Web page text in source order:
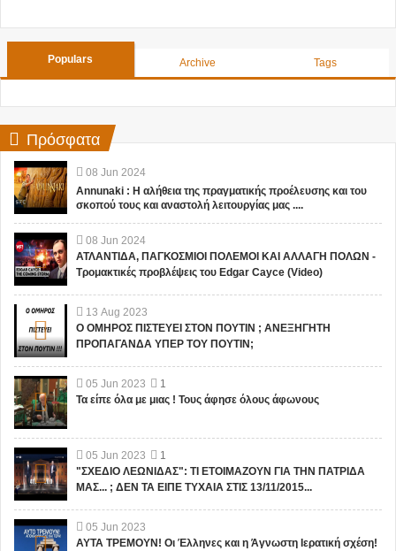
Populars Archive Tags
Πρόσφατα
08 Jun 2024
Annunaki : Η αλήθεια της πραγματικής προέλευσης και του
σκοπού τους και αναστολή λειτουργίας μας ....
08 Jun 2024
ΑΤΛΑΝΤΙΔΑ, ΠΑΓΚΟΣΜΙΟΙ ΠΟΛΕΜΟΙ ΚΑΙ ΑΛΛΑΓΗ ΠΟΛΩΝ -
Τρομακτικές προβλέψεις του Edgar Cayce (Video)
13 Aug 2023
Ο ΟΜΗΡΟΣ ΠΙΣΤΕΥΕΙ ΣΤΟΝ ΠΟΥΤΙΝ ; ΑΝΕΞΗΓΗΤΗ
ΠΡΟΠΑΓΑΝΔΑ ΥΠΕΡ ΤΟΥ ΠΟΥΤΙΝ;
05 Jun 2023
1
Τα είπε όλα με μιας ! Τους άφησε όλους άφωνους
05 Jun 2023
1
"ΣΧΕΔΙΟ ΛΕΩΝΙΔΑΣ": ΤΙ ΕΤΟΙΜΑΖΟΥΝ ΓΙΑ ΤΗΝ ΠΑΤΡΙΔΑ
ΜΑΣ... ; ΔΕΝ ΤΑ ΕΙΠΕ ΤΥΧΑΙΑ ΣΤΙΣ 13/11/2015...
05 Jun 2023
ΑΥΤΑ ΤΡΕΜΟΥΝ! Οι Έλληνες και η Άγνωστη Ιερατική σχέση!